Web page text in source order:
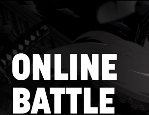
ONLINE
BATTLE